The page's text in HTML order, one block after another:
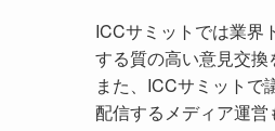
ICCサミットでは業界
する質の高い意見交換
また、ICCサミットで
配信するメディア運営